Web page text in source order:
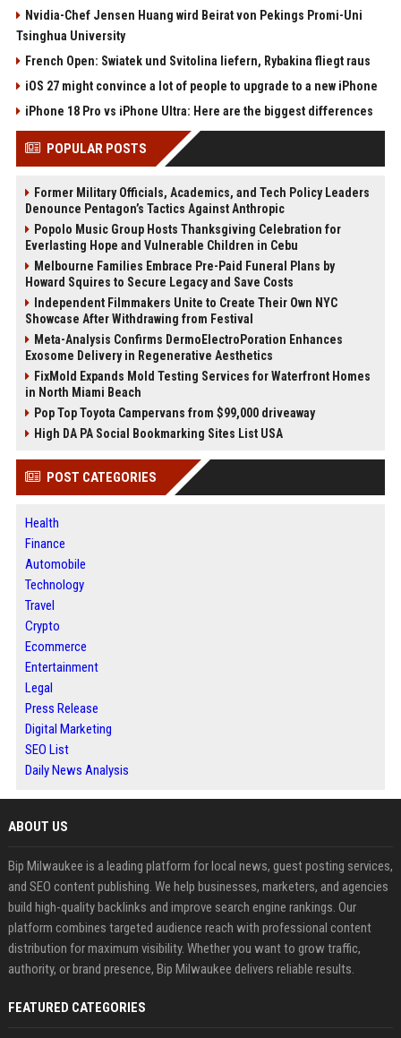
Nvidia-Chef Jensen Huang wird Beirat von Pekings Promi-Uni
Tsinghua University
French Open: Swiatek und Svitolina liefern, Rybakina fliegt raus
iOS 27 might convince a lot of people to upgrade to a new iPhone
iPhone 18 Pro vs iPhone Ultra: Here are the biggest differences
POPULAR POSTS
Former Military Officials, Academics, and Tech Policy Leaders
Denounce Pentagon’s Tactics Against Anthropic
Popolo Music Group Hosts Thanksgiving Celebration for
Everlasting Hope and Vulnerable Children in Cebu
Melbourne Families Embrace Pre-Paid Funeral Plans by
Howard Squires to Secure Legacy and Save Costs
Independent Filmmakers Unite to Create Their Own NYC
Showcase After Withdrawing from Festival
Meta-Analysis Confirms DermoElectroPoration Enhances
Exosome Delivery in Regenerative Aesthetics
FixMold Expands Mold Testing Services for Waterfront Homes
in North Miami Beach
Pop Top Toyota Campervans from $99,000 driveaway
High DA PA Social Bookmarking Sites List USA
POST CATEGORIES
Health
Finance
Automobile
Technology
Travel
Crypto
Ecommerce
Entertainment
Legal
Press Release
Digital Marketing
SEO List
Daily News Analysis
ABOUT US
Bip Milwaukee is a leading platform for local news, guest posting services,
and SEO content publishing. We help businesses, marketers, and agencies
build high-quality backlinks and improve search engine rankings. Our
platform combines targeted audience reach with professional content
distribution for maximum visibility. Whether you want to grow traffic,
authority, or brand presence, Bip Milwaukee delivers reliable results.
FEATURED CATEGORIES